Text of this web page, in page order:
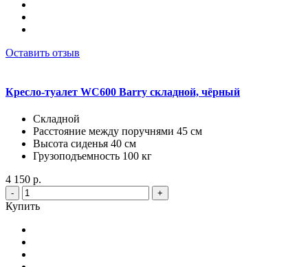
Оставить отзыв
Кресло-туалет WC600 Barry складной, чёрный
Складной
Расстояние между поручнями 45 см
Высота сиденья 40 см
Грузоподъемность 100 кг
4 150 р.
- +
Купить